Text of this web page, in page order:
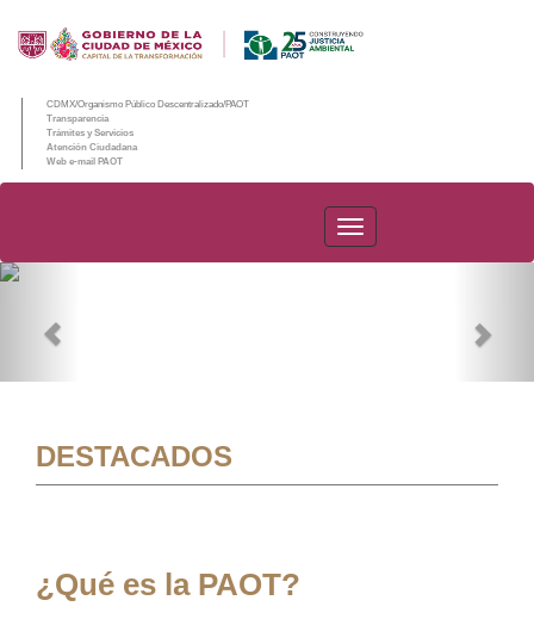
CDMX/Organismo Público Descentralizado/PAOT
Transparencia
Trámites y Servicios
Atención Ciudadana
Web e-mail PAOT
PAOT
DESTACADOS
¿Qué es la PAOT?